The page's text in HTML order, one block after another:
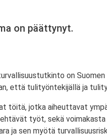
on päättynyt.
on
että tulityöntekijällä ja
töitä, jotka aiheuttavat
työt, sekä
ja sen myötä